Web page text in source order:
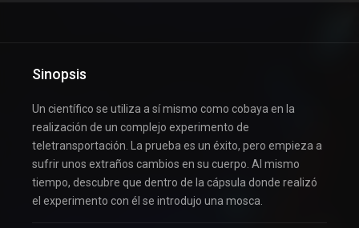
Sinopsis
Un científico se utiliza a sí mismo como cobaya en la
realización de un complejo experimento de
teletransportación. La prueba es un éxito, pero empieza a
sufrir unos extraños cambios en su cuerpo. Al mismo
tiempo, descubre que dentro de la cápsula donde realizó
el experimento con él se introdujo una mosca.